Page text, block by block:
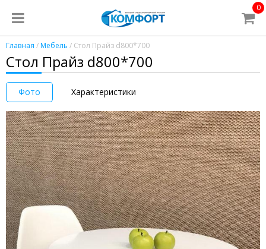
0
Главная /Мебель / Стол Прайз d800*700
Стол Прайз d800*700
Фото Характеристики